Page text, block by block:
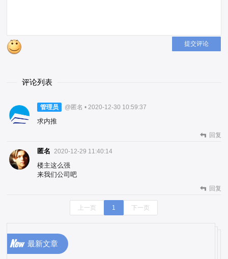
提交评论
评论列表
管理员 @匿名 • 2020-12-30 10:59:37
求内推
回复
匿名 2020-12-29 11:40:14
楼主这么强
来我们公司吧
回复
上一页 1 下一页
最新文章